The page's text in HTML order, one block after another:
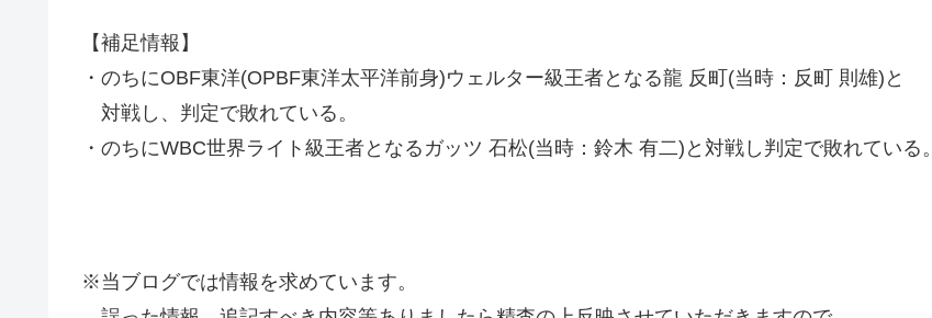
【補足情報】
・のちにOBF東洋(OPBF東洋太平洋前身)ウェルター級王者となる龍 反町(当時：反町 則雄)と
対戦し、判定で敗れている。
・のちにWBC世界ライト級王者となるガッツ 石松(当時：鈴木 有二)と対戦し判定で敗れている。
※当ブログでは情報を求めています。